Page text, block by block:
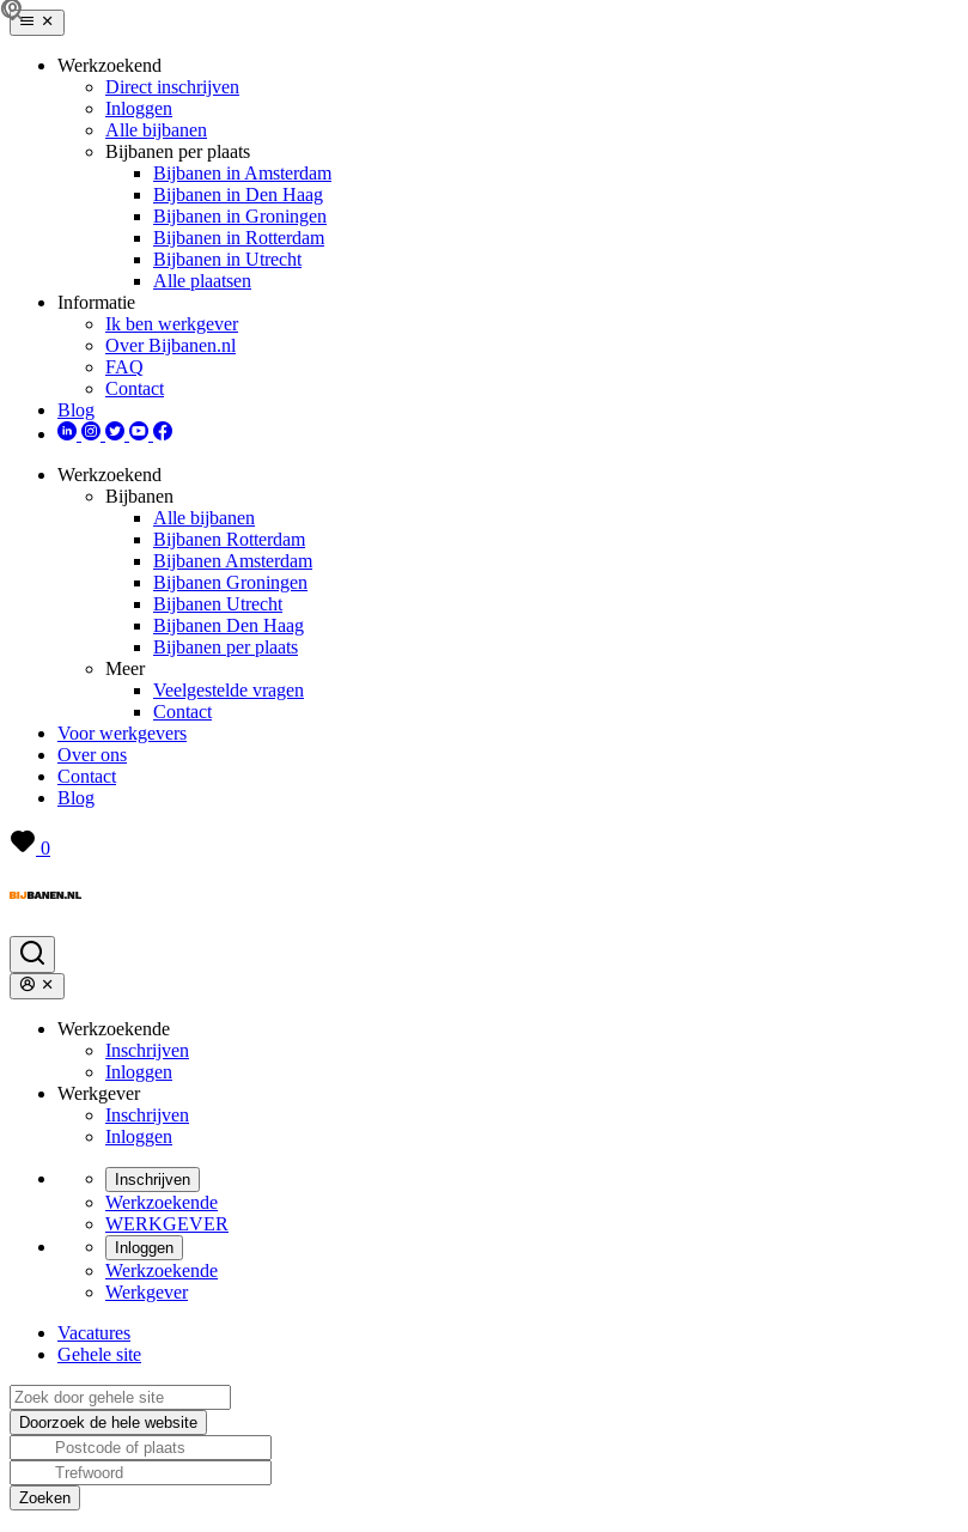
Werkzoekend
Direct inschrijven
Inloggen
Alle bijbanen
Bijbanen per plaats
Bijbanen in Amsterdam
Bijbanen in Den Haag
Bijbanen in Groningen
Bijbanen in Rotterdam
Bijbanen in Utrecht
Alle plaatsen
Informatie
Ik ben werkgever
Over Bijbanen.nl
FAQ
Contact
Blog
Werkzoekend
Bijbanen
Alle bijbanen
Bijbanen Rotterdam
Bijbanen Amsterdam
Bijbanen Groningen
Bijbanen Utrecht
Bijbanen Den Haag
Bijbanen per plaats
Meer
Veelgestelde vragen
Contact
Voor werkgevers
Over ons
Contact
Blog
0
Werkzoekende
Inschrijven
Inloggen
Werkgever
Inschrijven
Inloggen
Inschrijven
Werkzoekende
WERKGEVER
Inloggen
Werkzoekende
Werkgever
Vacatures
Gehele site